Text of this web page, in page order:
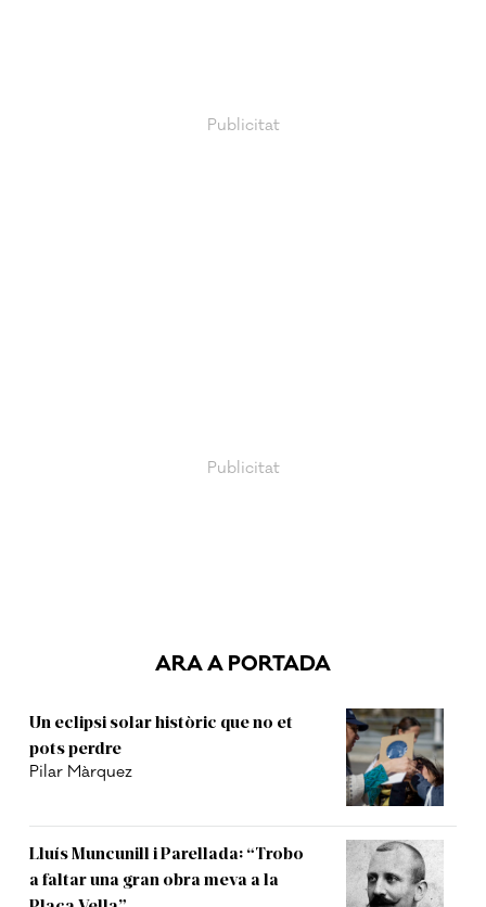
ARA A PORTADA
Un eclipsi solar històric que no et
pots perdre
Pilar Màrquez
Lluís Muncunill i Parellada: “Trobo
a faltar una gran obra meva a la